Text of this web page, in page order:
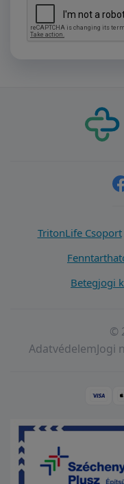
TritonLife Csoport
Betegjogi
©
AdatvédelemJogi